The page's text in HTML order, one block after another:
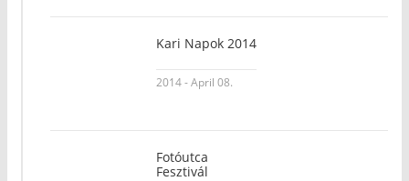
Kari Napok 2014
2014 - April 08.
Fotóutca
Fesztivál